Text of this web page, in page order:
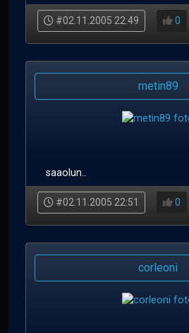
#02.11.2005 22:49 0
metin89
saaolun..
#02.11.2005 22:51 0
corleoni